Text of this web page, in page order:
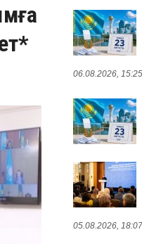
06.08.2026, 15:25
05.08.2026, 18:07